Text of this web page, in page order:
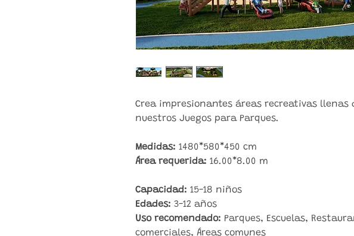
Crea impresionantes áreas recreativas llenas
nuestros Juegos para Parques.
Medidas: 1480*580*450 cm
Área requerida: 16.00*8.00 m
Capacidad: 15-18 niños
Edades: 3-12 años
Uso recomendado: Parques, Escuelas,
comerciales, Áreas comunes